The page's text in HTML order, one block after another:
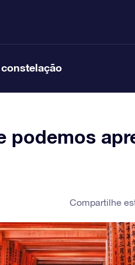
podemos
Compartilhe